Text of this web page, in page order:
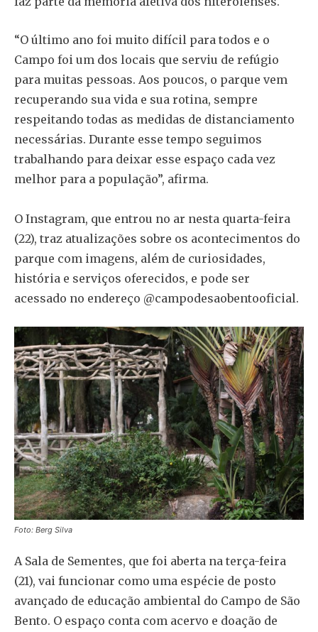
“O último ano foi muito difícil para todos e o
Campo foi um dos locais que serviu de refúgio
para muitas pessoas. Aos poucos, o parque vem
recuperando sua vida e sua rotina, sempre
respeitando todas as medidas de distanciamento
necessárias. Durante esse tempo seguimos
trabalhando para deixar esse espaço cada vez
melhor para a população”, afirma.
O Instagram, que entrou no ar nesta quarta-feira
(22), traz atualizações sobre os acontecimentos do
parque com imagens, além de curiosidades,
história e serviços oferecidos, e pode ser
acessado no endereço @campodesaobentooficial.
Foto: Berg Silva
A Sala de Sementes, que foi aberta na terça-feira
(21), vai funcionar como uma espécie de posto
avançado de educação ambiental do Campo de São
Bento. O espaço conta com acervo e doação de